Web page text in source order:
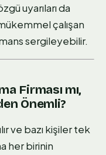
uyarıları da
çalışan
sergileyebilir.
Firması mı,
Önemli?
ve bazı kişiler tek
her birinin